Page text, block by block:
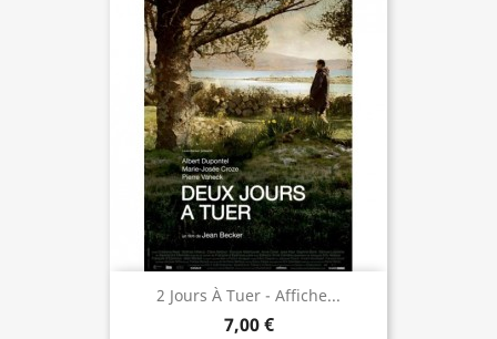
2 Jours À Tuer - Affiche...
7,00 €